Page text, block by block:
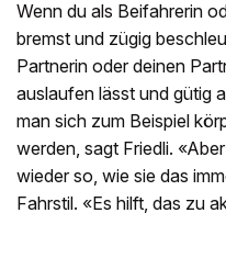
Wenn du als Beifahrerin
bremst und zügig
Partnerin oder deinen
auslaufen lässt und gütig
man sich zum Beispiel
werden, sagt Friedli.
wieder so, wie sie das
Fahrstil. «Es hilft, das zu